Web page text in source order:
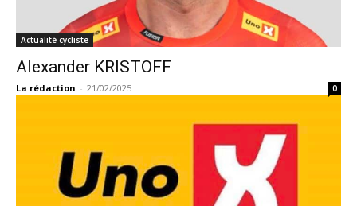
Actualité cycliste
Alexander KRISTOFF
La rédaction - 21/02/2025 0